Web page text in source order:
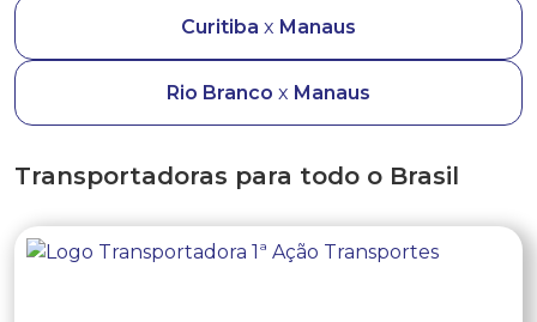
Curitiba x Manaus
Rio Branco x Manaus
Transportadoras para todo o Brasil